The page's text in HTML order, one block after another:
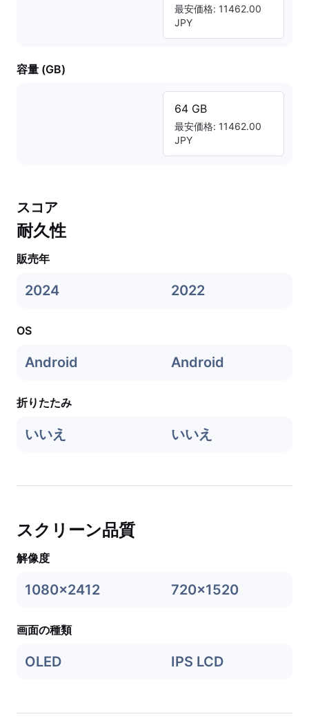
最安価格: 11462.00
JPY
容量 (GB)
64 GB
最安価格: 11462.00
JPY
スコア
耐久性
販売年
2024 2022
OS
Android Android
折りたたみ
いいえ いいえ
スクリーン品質
解像度
1080x2412 720x1520
画面の種類
OLED IPS LCD